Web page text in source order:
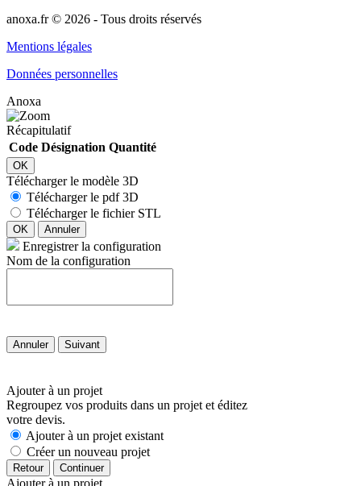
anoxa.fr © 2026 - Tous droits réservés
Mentions légales
Données personnelles
Anoxa
Récapitulatif
Code Désignation Quantité
OK
Télécharger le modèle 3D
Télécharger le pdf 3D
Télécharger le fichier STL
OK Annuler
Enregistrer la configuration
Nom de la configuration
Annuler Suivant
Ajouter à un projet
Regroupez vos produits dans un projet et éditez
votre devis.
Ajouter à un projet existant
Créer un nouveau projet
Retour Continuer
Ajouter à un projet